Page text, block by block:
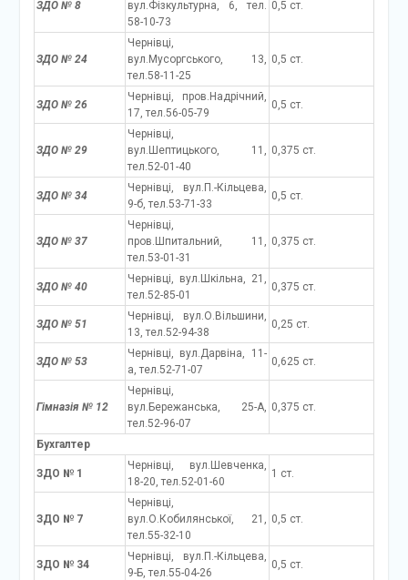
ЗДО № 8
вул.Фізкультурна, 6, тел.
58-10-73
0,5 ст.
ЗДО № 24
Чернівці,
вул.Мусоргського, 13,
тел.58-11-25
0,5 ст.
ЗДО № 26
Чернівці, пров.Надрічний,
17, тел.56-05-79
0,5 ст.
ЗДО № 29
Чернівці,
вул.Шептицького, 11,
тел.52-01-40
0,375 ст.
ЗДО № 34
Чернівці, вул.П.-Кільцева,
9-б, тел.53-71-33
0,5 ст.
ЗДО № 37
Чернівці,
пров.Шпитальний, 11,
тел.53-01-31
0,375 ст.
ЗДО № 40
Чернівці, вул.Шкільна, 21,
тел.52-85-01
0,375 ст.
ЗДО № 51
Чернівці, вул.О.Вільшини,
13, тел.52-94-38
0,25 ст.
ЗДО № 53
Чернівці, вул.Дарвіна, 11-
а, тел.52-71-07
0,625 ст.
Гімназія № 12
Чернівці,
вул.Бережанська, 25-А,
тел.52-96-07
0,375 ст.
Бухгалтер
ЗДО № 1
Чернівці, вул.Шевченка,
18-20, тел.52-01-60
1 ст.
ЗДО № 7
Чернівці,
вул.О.Кобилянської, 21,
тел.55-32-10
0,5 ст.
ЗДО № 34
Чернівці, вул.П.-Кільцева,
9-Б, тел.55-04-26
0,5 ст.